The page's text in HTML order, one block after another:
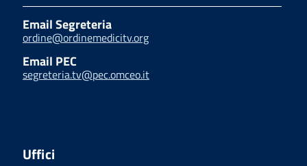
Email Segreteria
ordine@ordinemedicitv.org
Email PEC
segreteria.tv@pec.omceo.it
Uffici